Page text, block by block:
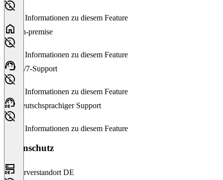
Keine Informationen zu diesem Feature
On-premise
Keine Informationen zu diesem Feature
24/7-Support
Keine Informationen zu diesem Feature
Deutschsprachiger Support
Keine Informationen zu diesem Feature
Datenschutz
Serverstandort DE